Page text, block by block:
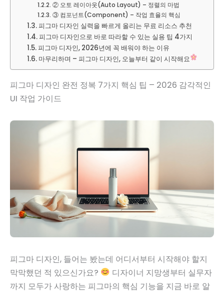
② 오토 레이아웃(Auto Layout) – 정렬의 마법
③ 컴포넌트(Component) – 작업 효율의 핵심
피그마 디자인 실력을 빠르게 올리는 무료 리소스 추천
피그마 디자인으로 바로 따라할 수 있는 실용 팁 4가지
피그마 디자인, 2026년에 꼭 배워야 하는 이유
마무리하며 – 피그마 디자인, 오늘부터 같이 시작해요
피그마 디자인 완전 정복 7가지 핵심 팁 – 2026 감각적인
UI 작업 가이드
피그마 디자인, 들어는 봤는데 어디서부터 시작해야 할지
막막했던 적 있으신가요?
디자이너 지망생부터 실무자
까지 모두가 사랑하는 피그마의 핵심 기능을 지금 바로 알